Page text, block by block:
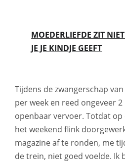
MOEDERLIEFDE ZIT
JE JE KINDJE GEEFT
Tijdens de zwangerschap
per week en reed ongeveer
openbaar vervoer. Totdat
het weekend flink
magazine af te ronden, me
de trein, niet goed voelde. Ik